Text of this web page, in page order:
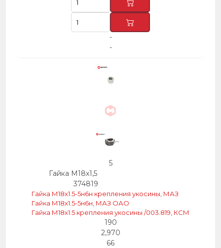
-
-
5
Гайка М18х1,5
374819
Гайка М18х1.5-5н6н крепления укосины, МАЗ
Гайка М18х1.5-5н6н, МАЗ ОАО
Гайка М18х1.5 крепления укосины /003.819, КСМ
190
2,970
66